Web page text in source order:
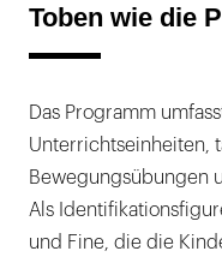
Toben wie die
Das Programm
Unterrichtseinheiten,
Bewegungsübungen
Als
und Fine, die die